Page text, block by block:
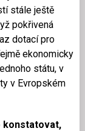
stále ještě
pokřivená
dotací pro
ekonomicky
státu, v
v Evropském
konstatovat,